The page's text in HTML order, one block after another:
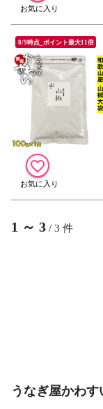
8/9時点_ポイント最大11倍
1 ～ 3 / 3 件
うなぎ屋かわ